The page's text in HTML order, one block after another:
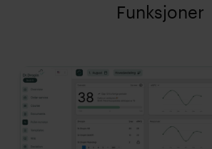
Funksjoner